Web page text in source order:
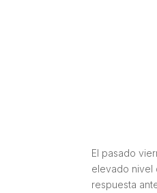
El pasado
elevado nivel
respuesta